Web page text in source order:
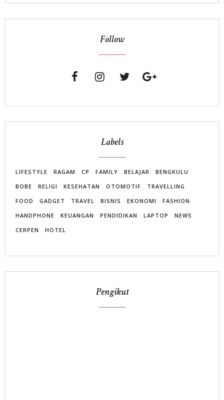
Follow
Labels
LIFESTYLE RAGAM CP FAMILY BELAJAR
BENGKULU
BOBE
RELIGI KESEHATAN OTOMOTIF
TRAVELLING
FOOD
GADGET TRAVEL BISNIS EKONOMI
FASHION
HANDPHONE
KEUANGAN PENDIDIKAN LAPTOP
NEWS
CERPEN
HOTEL
Pengikut